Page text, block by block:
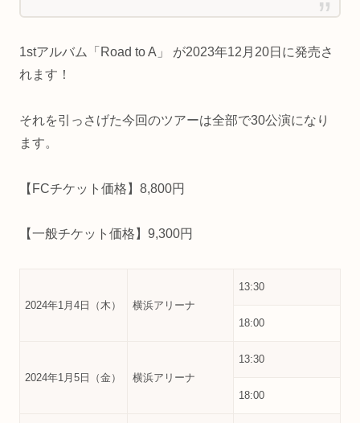
1stアルバム「Road to A」 が2023年12月20日に発売さ
れます！
それを引っさげた今回のツアーは全部で30公演になり
ます。
【FCチケット価格】8,800円
【一般チケット価格】9,300円
2024年1月4日（木） 横浜アリーナ
13:30
18:00
2024年1月5日（金） 横浜アリーナ
13:30
18:00